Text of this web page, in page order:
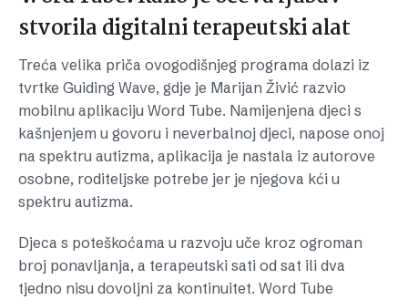
stvorila digitalni terapeutski alat
Treća velika priča ovogodišnjeg programa dolazi iz
tvrtke Guiding Wave, gdje je Marijan Živić razvio
mobilnu aplikaciju Word Tube. Namijenjena djeci s
kašnjenjem u govoru i neverbalnoj djeci, napose onoj
na spektru autizma, aplikacija je nastala iz autorove
osobne, roditeljske potrebe jer je njegova kći u
spektru autizma.
Djeca s poteškoćama u razvoju uče kroz ogroman
broj ponavljanja, a terapeutski sati od sat ili dva
tjedno nisu dovoljni za kontinuitet. Word Tube